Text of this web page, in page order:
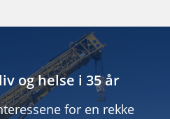
og helse i 35 år
for en rekke